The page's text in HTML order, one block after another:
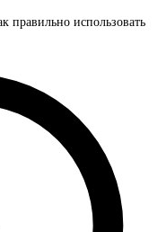
использовать